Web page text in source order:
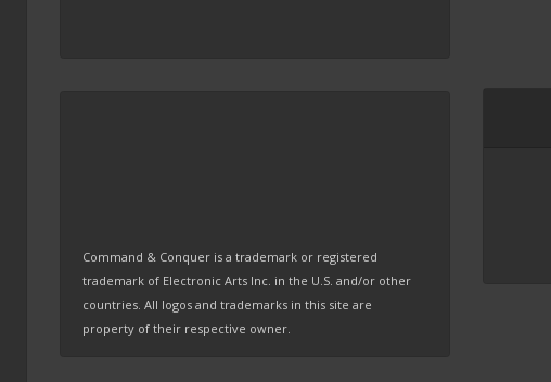
Command & Conquer is a trademark or registered
trademark of Electronic Arts Inc. in the U.S. and/or other
countries. All logos and trademarks in this site are
property of their respective owner.